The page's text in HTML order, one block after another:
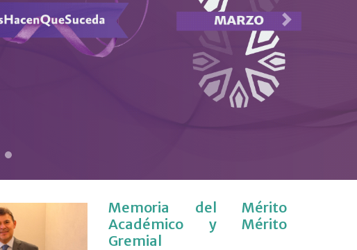
Next
Memoria del Mérito
Académico y Mérito
Gremial